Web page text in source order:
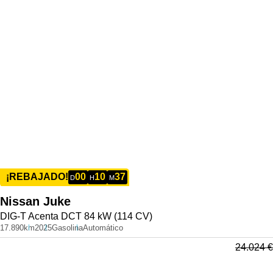
¡REBAJADO! D00 H10 M37
Nissan Juke
DIG-T Acenta DCT 84 kW (114 CV)
17.890km2025GasolinaAutomático
24.024€